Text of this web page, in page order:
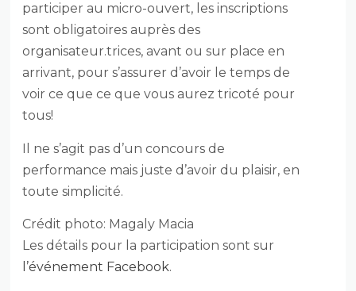
participer au micro-ouvert, les inscriptions
sont obligatoires auprès des
organisateur.trices, avant ou sur place en
arrivant, pour s’assurer d’avoir le temps de
voir ce que ce que vous aurez tricoté pour
tous!
Il ne s’agit pas d’un concours de
performance mais juste d’avoir du plaisir, en
toute simplicité.
Crédit photo: Magaly Macia
Les détails pour la participation sont sur
l’événement Facebook.